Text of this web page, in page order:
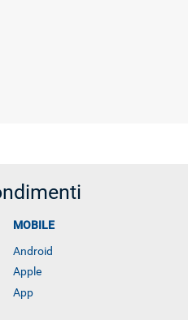
MOBILE
Android
Apple
App